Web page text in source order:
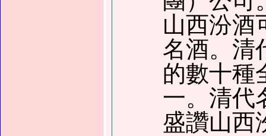
山西汾酒
名酒。清
的數十種
一。清代
盛讚山西